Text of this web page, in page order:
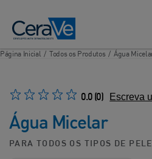
Pesquisar
Página Inicial / Todos os Produtos / Água
0.0 (0) Escreva
Água Micelar
PARA TODOS OS TIPOS DE PELE